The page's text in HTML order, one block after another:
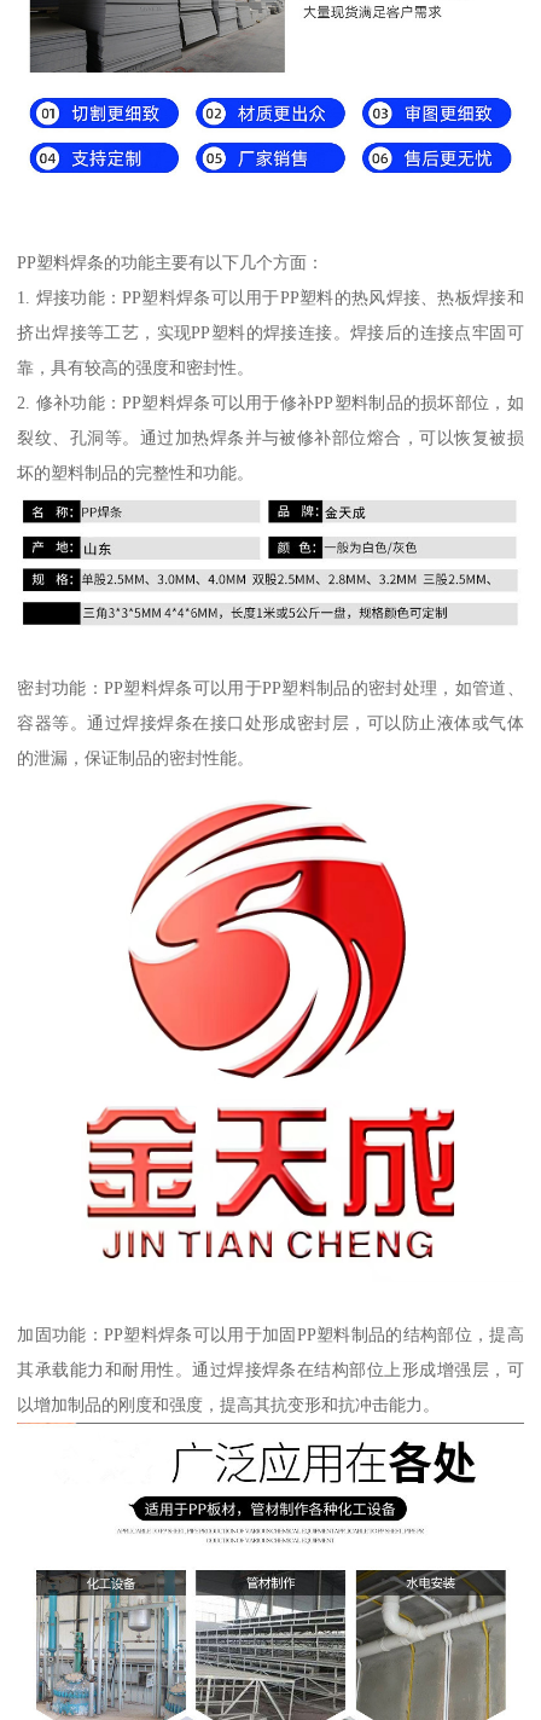
PP塑料焊条的功能主要有以下几个方面：
1. 焊接功能：PP塑料焊条可以用于PP塑料的热风焊接、热板焊接和
挤出焊接等工艺，实现PP塑料的焊接连接。焊接后的连接点牢固可
靠，具有较高的强度和密封性。
2. 修补功能：PP塑料焊条可以用于修补PP塑料制品的损坏部位，如
裂纹、孔洞等。通过加热焊条并与被修补部位熔合，可以恢复被损
坏的塑料制品的完整性和功能。
密封功能：PP塑料焊条可以用于PP塑料制品的密封处理，如管道、
容器等。通过焊接焊条在接口处形成密封层，可以防止液体或气体
的泄漏，保证制品的密封性能。
加固功能：PP塑料焊条可以用于加固PP塑料制品的结构部位，提高
其承载能力和耐用性。通过焊接焊条在结构部位上形成增强层，可
以增加制品的刚度和强度，提高其抗变形和抗冲击能力。